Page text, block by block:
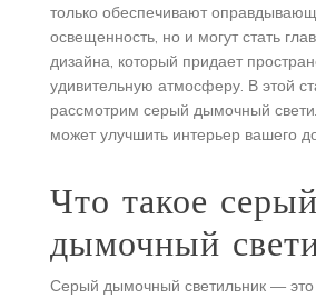
только обеспечивают
освещенность, но и могут стать
дизайна, который придает
удивительную атмосферу. В этой
рассмотрим серый дымочный
может улучшить интерьер вашего
Что такое серый
дымочный
Серый дымочный светильник — это